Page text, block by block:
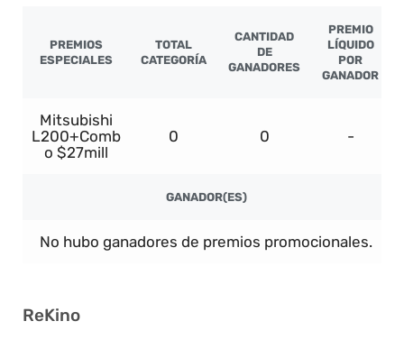
PREMIOS
ESPECIALES
TOTAL
CATEGORÍA
CANTIDAD
DE
GANADORES
PREMIO
LÍQUIDO
POR
GANADOR
Mitsubishi
L200+Comb
o $27mill
0 0 -
GANADOR(ES)
No hubo ganadores de premios promocionales.
ReKino